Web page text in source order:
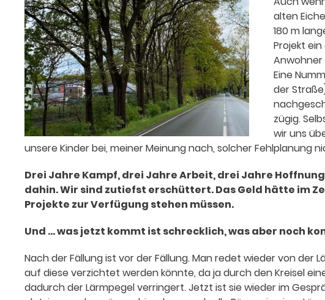
alten
180 m
Projekt
Eine
der
zügig.
wir uns
unsere Kinder bei, meiner Meinung nach, solcher Fehlplanung
Drei Jahre Kampf, drei Jahre Arbeit, drei Jahre
dahin. Wir sind zutiefst erschüttert. Das Geld hätte im
Projekte zur Verfügung stehen müssen.
Und … was jetzt kommt ist schrecklich, was aber noch
Nach der Fällung ist vor der Fällung. Man redet wieder von der
auf diese verzichtet werden könnte, da ja durch den Kreisel
dadurch der Lärmpegel verringert. Jetzt ist sie wieder im